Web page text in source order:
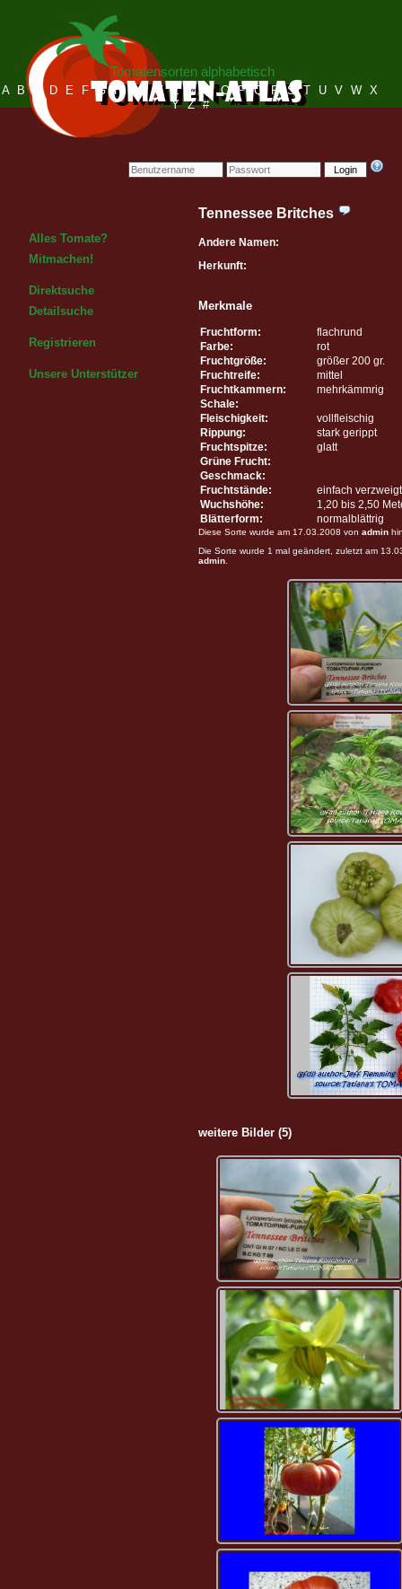
Login
Tomatensorten alphabetisch
A B C D E F G H I J K L M N O P Q R S T U V W X
Y Z #
Alles Tomate?
Mitmachen!
Direktsuche
Detailsuche
Registrieren
Unsere Unterstützer
Tennessee Britches
Andere Namen:
Herkunft:
Merkmale
Fruchtform:
flachrund
Farbe:
rot
Fruchtgröße:
größer 200 gr.
Fruchtreife:
mittel
Fruchtkammern:
mehrkämmrig
Schale:
Fleischigkeit:
vollfleischig
Rippung:
stark gerippt
Fruchtspitze:
glatt
Grüne Frucht:
Geschmack:
Fruchtstände:
einfach verzweigt
Wuchshöhe:
1,20 bis 2,50
Blätterform:
normalblättrig
Diese Sorte wurde am 17.03.2008 von admin
Die Sorte wurde 1 mal geändert, zuletzt am
admin
weitere Bilder (5)